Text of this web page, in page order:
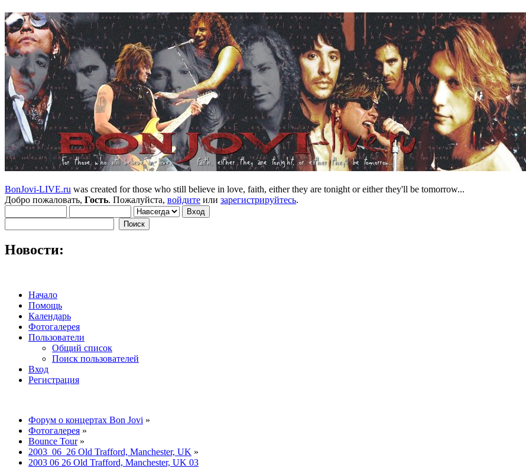
BonJovi-LIVE.ru was created for those who still believe in love, faith, either they are tonight or either they'll be tomorrow...
Добро пожаловать, Гость. Пожалуйста, войдите или зарегистрируйтесь.
Новости:
Начало
Помощь
Календарь
Фотогалерея
Пользователи
Общий список
Поиск пользователей
Вход
Регистрация
Форум о концертах Bon Jovi »
Фотогалерея »
Bounce Tour»
2003_06_26 Old Trafford, Manchester, UK »
2003 06 26 Old Trafford, Manchester, UK 03